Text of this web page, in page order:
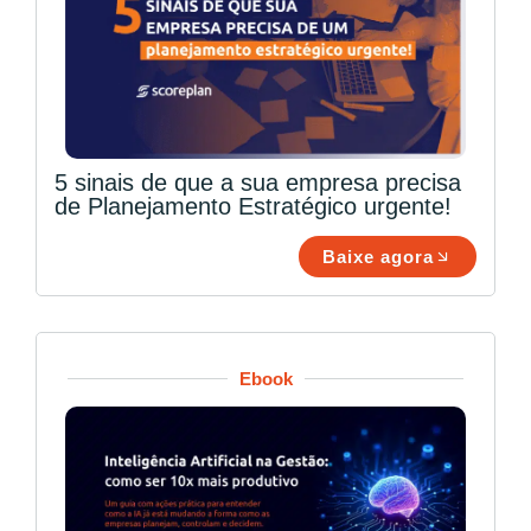
5 sinais de que a sua empresa precisa
de Planejamento Estratégico urgente!
Baixe agora
Ebook